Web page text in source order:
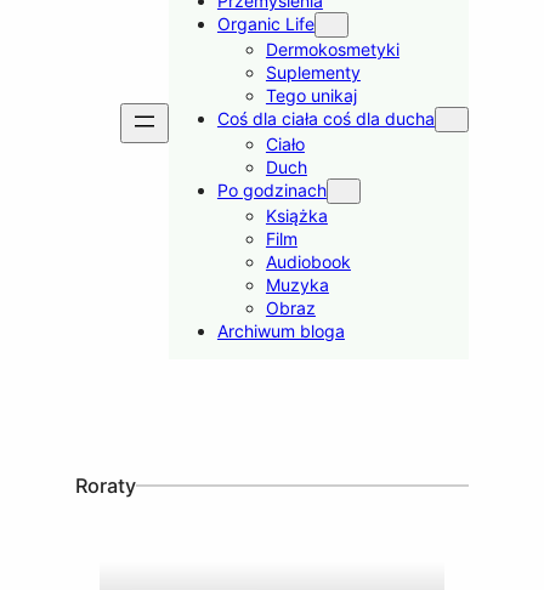
Organic Life
Dermokosmetyki
Suplementy
Tego unikaj
Coś dla ciała coś dla ducha
Ciało
Duch
Po godzinach
Książka
Film
Audiobook
Muzyka
Obraz
Archiwum bloga
Roraty